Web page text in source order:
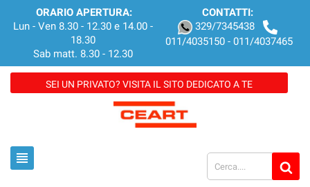
ORARIO APERTURA:
Lun - Ven 8.30 - 12.30 e 14.00 -
18.30
Sab matt. 8.30 - 12.30
CONTATTI:
329/7345438
011/4035150 - 011/4037465
SEI UN PRIVATO? VISITA IL SITO DEDICATO A TE
view_headline